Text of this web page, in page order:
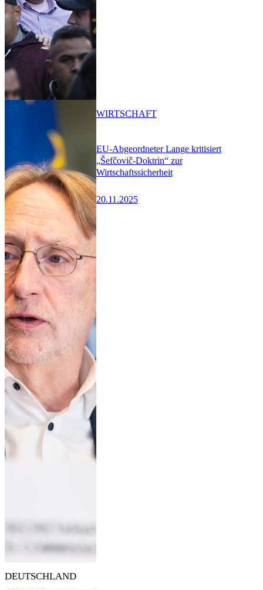
EU-Abgeordneter Lange kritisiert
„Šefčovič-Doktrin“ zur
Wirtschaftssicherheit
20.11.2025
WIRTSCHAFT
DEUTSCHLAND